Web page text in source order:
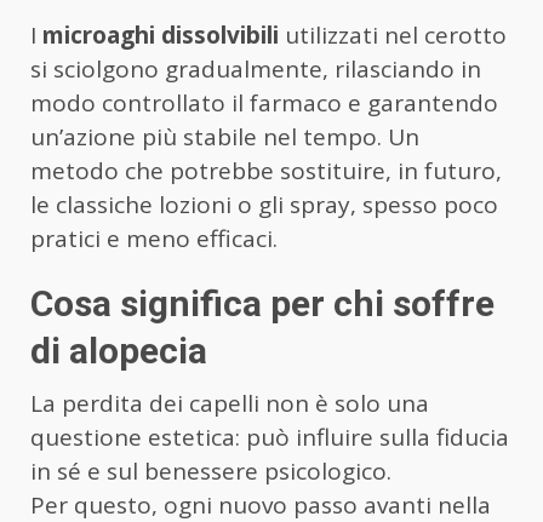
I microaghi dissolvibili utilizzati nel cerotto
si sciolgono gradualmente, rilasciando in
modo controllato il farmaco e garantendo
un’azione più stabile nel tempo. Un
metodo che potrebbe sostituire, in futuro,
le classiche lozioni o gli spray, spesso poco
pratici e meno efficaci.
Cosa significa per chi soffre
di alopecia
La perdita dei capelli non è solo una
questione estetica: può influire sulla fiducia
in sé e sul benessere psicologico.
Per questo, ogni nuovo passo avanti nella